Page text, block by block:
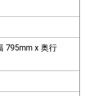
795mm x 奥行